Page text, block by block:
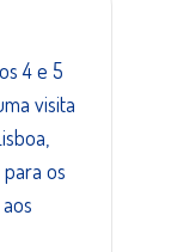
4 e 5
visita
os